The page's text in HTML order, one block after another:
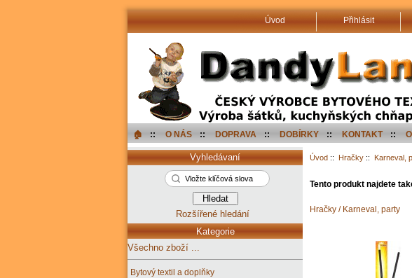
Úvod Přihlásit
🏠︎ :: O NÁS :: DOPRAVA :: DOBÍRKY :: KONTAKT ::
Úvod :: Hračky :: Karneval,
Tento produkt najdete
Hračky / Karneval, party
Vyhledávaní
Rozšířené hledání
Kategorie
Všechno zboží ...
Bytový textil a doplňky